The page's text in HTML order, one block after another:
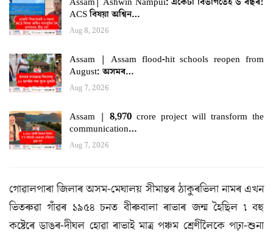
ACS বিষয়া অশ্বিন…
Aug 8, 2026
Assam | Assam flood-hit schools reopen from
August: অসমৰ…
Aug 7, 2026
Assam | 8,970 crore project will transform the
communication…
Aug 7, 2026
গোৱালপাৰা জিলাৰ অসম-মেঘালয় সীমান্তৰ ঠাকুৰভিলা নামৰ এখন
ভিতৰুৱা গাঁৱৰ ১৯৫৪ চনত বীৰুবালা ৰাভাৰ জন্ম হৈছিল ৷ বহু
কষ্টেৰে ডাঙৰ-দীঘল হোৱা ৰাভাই মাত্ৰ পঞ্চম শ্ৰেণীলৈকে পঢ়া-শুনা